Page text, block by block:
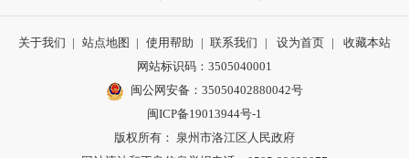
关于我们 | 站点地图 | 使用帮助 | 联系我们 | 设为首页 |
收藏本站
网站标识码：3505040001
闽公网安备：35050402880042号
闽ICP备19013944号-1
版权所有： 泉州市洛江区人民政府